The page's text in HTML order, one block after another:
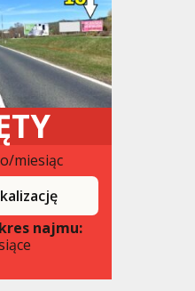
miesiąc
najmu: